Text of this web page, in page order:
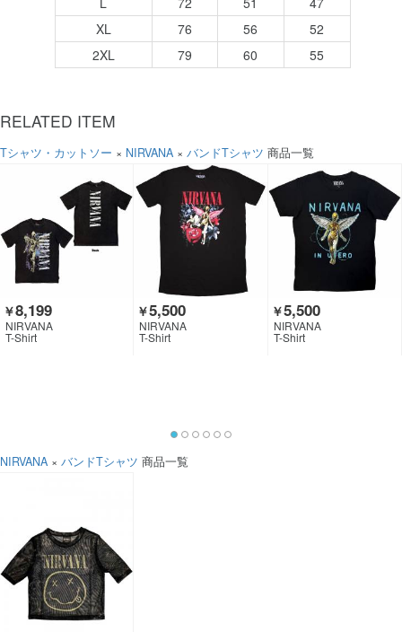
XL
76 56
52
2XL
79 60 55
RELATED ITEM
Tシャツ・カットソー × NIRVANA × バンドTシャツ 商品一覧
￥8,199
NIRVANA
T-Shirt
￥5,500
NIRVANA
T-Shirt
￥5,500
NIRVANA
T-Shirt
NIRVANA × バンドTシャツ 商品一覧